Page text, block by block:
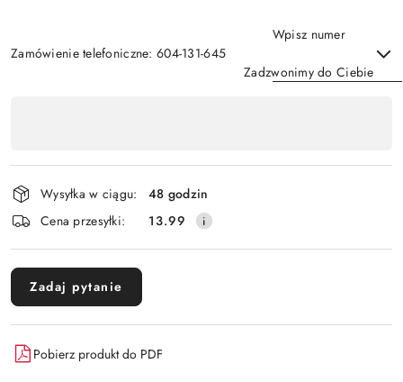
Zamówienie telefoniczne: 604-131-645
Wpisz numer
Zadzwonimy do Ciebie
płatność
i
dostawa
Wysyłka w ciągu:
48 godzin
Cena przesyłki:
13.99
Zadaj pytanie
Pobierz produkt do PDF